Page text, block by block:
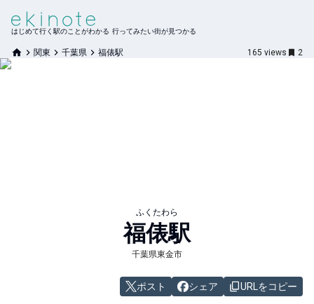
はじめて行く駅のことがわかる 行ってみたい街が見つかる
関東 千葉県 福俵駅 165 views 2
ふくたわら
福俵駅
千葉県東金市
ポスト シェア URLをコピー